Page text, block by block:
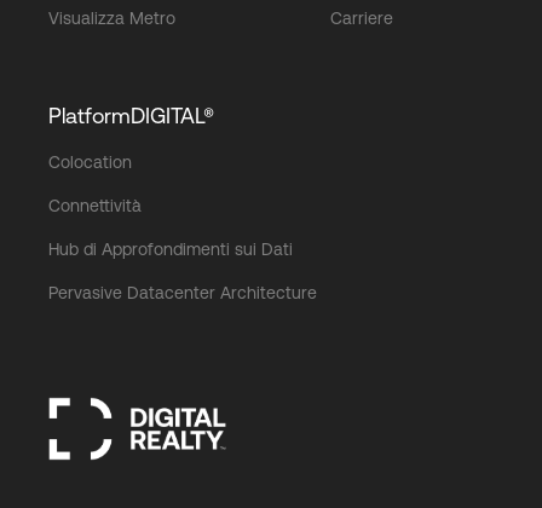
Visualizza Metro Carriere
PlatformDIGITAL®
Colocation
Connettività
Hub di Approfondimenti sui Dati
Pervasive Datacenter Architecture